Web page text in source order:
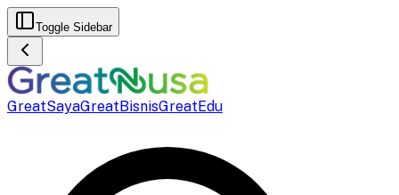
Toggle Sidebar
GreatSayaGreatBisnisGreatEdu